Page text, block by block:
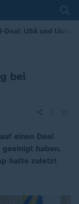
Deal: USA und
bei
einen Deal
haben.
hatte zuletzt